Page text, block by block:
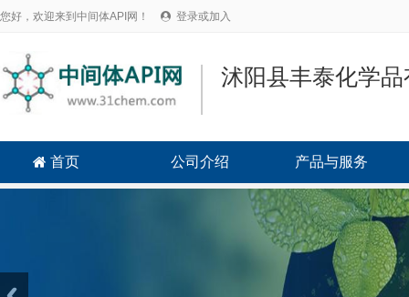
您好，欢迎来到中间体API网！  登录或加入
沭阳县丰泰化学
 首页 公司介绍 产品与服务